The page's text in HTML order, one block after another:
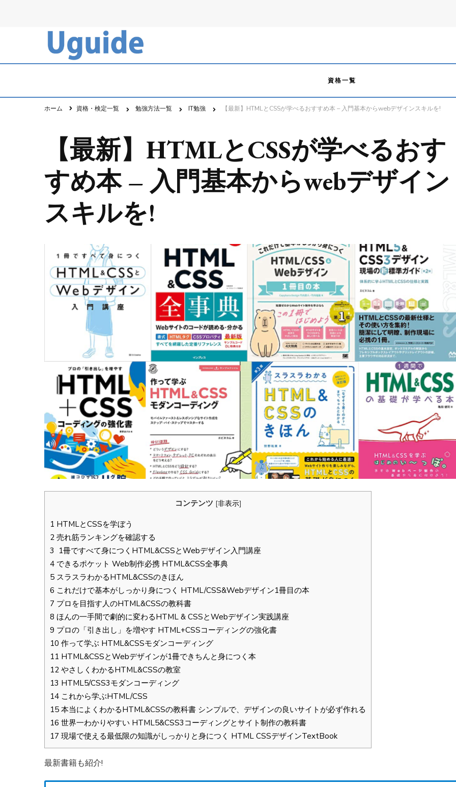
Uguide・ユーガイド
資格・勉強・仕事のポータルサイト
資格一覧
ホーム 資格・検定一覧 勉強方法一覧 IT勉強 【最新】HTMLとCSSが学べるおすすめ本 – 入門基本からwebデザインスキルを!
【最新】HTMLとCSSが学べるおす
すめ本 – 入門基本からwebデザイン
スキルを!
コンテンツ [非表示]
1 HTMLとCSSを学ぼう
2 売れ筋ランキングを確認する
3 1冊ですべて身につくHTML&CSSとWebデザイン入門講座
4 できるポケット Web制作必携 HTML&CSS全事典
5 スラスラわかるHTML&CSSのきほん
6 これだけで基本がしっかり身につく HTML/CSS&Webデザイン1冊目の本
7 プロを目指す人のHTML&CSSの教科書
8 ほんの一手間で劇的に変わるHTML & CSSとWebデザイン実践講座
9 プロの「引き出し」を増やす HTML+CSSコーディングの強化書
10 作って学ぶ HTML&CSSモダンコーディング
11 HTML&CSSとWebデザインが1冊できちんと身につく本
12 やさしくわかるHTML&CSSの教室
13 HTML5/CSS3モダンコーディング
14 これから学ぶHTML/CSS
15 本当によくわかるHTML&CSSの教科書 シンプルで、デザインの良いサイトが必ず作れる
16 世界一わかりやすい HTML5&CSS3コーディングとサイト制作の教科書
17 現場で使える最低限の知識がしっかりと身につく HTML CSSデザインTextBook
最新書籍も紹介!